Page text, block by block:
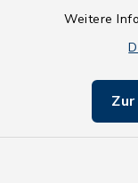
Weitere